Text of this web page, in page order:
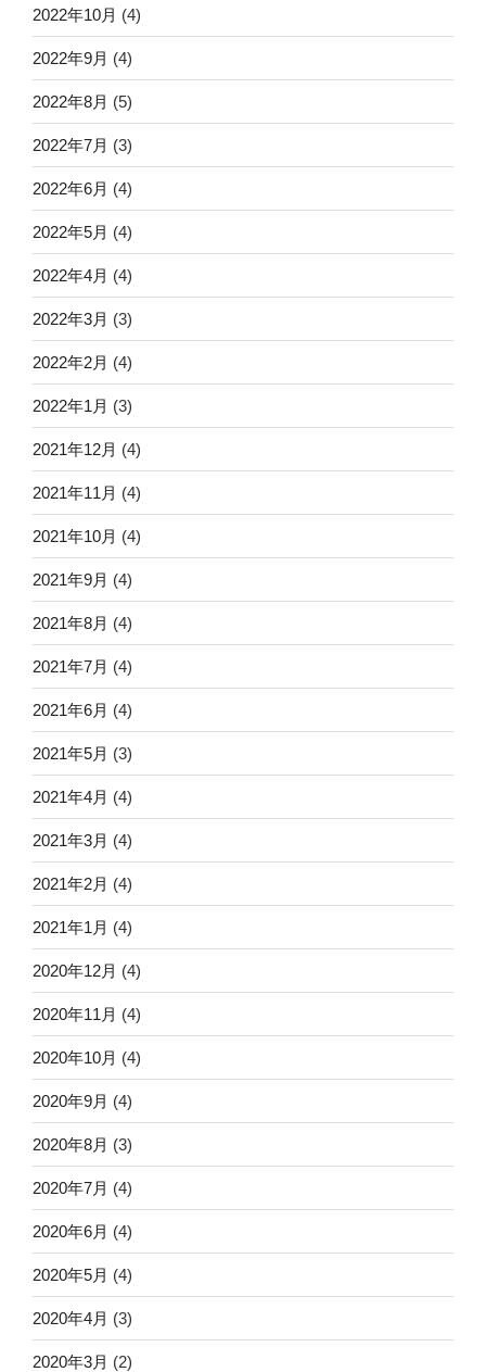
2022年10月 (4)
2022年9月 (4)
2022年8月 (5)
2022年7月 (3)
2022年6月 (4)
2022年5月 (4)
2022年4月 (4)
2022年3月 (3)
2022年2月 (4)
2022年1月 (3)
2021年12月 (4)
2021年11月 (4)
2021年10月 (4)
2021年9月 (4)
2021年8月 (4)
2021年7月 (4)
2021年6月 (4)
2021年5月 (3)
2021年4月 (4)
2021年3月 (4)
2021年2月 (4)
2021年1月 (4)
2020年12月 (4)
2020年11月 (4)
2020年10月 (4)
2020年9月 (4)
2020年8月 (3)
2020年7月 (4)
2020年6月 (4)
2020年5月 (4)
2020年4月 (3)
2020年3月 (2)